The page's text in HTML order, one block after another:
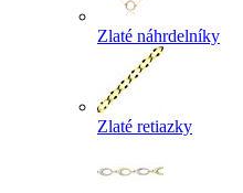
Zlaté náhrdelníky
Zlaté retiazky